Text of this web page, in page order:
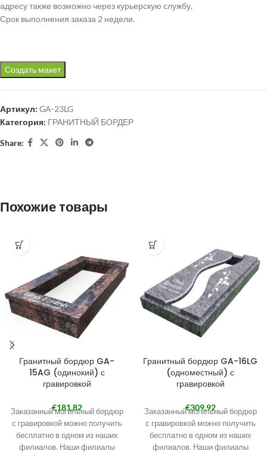
адресу также возможно через курьерскую службу.
Срок выполнения заказа 2 недели.
Создать макет
Артикул: GA-23LG
Категория: ГРАНИТНЫЙ БОРДЕР
Share:
Похожие товары
Гранитный бордюр GA-
15AG (одинокий) с
гравировкой
€181,82
Заказанный могильный бордюр
с гравировкой можно получить
бесплатно в одном из наших
филиалов. Наши филиалы
Гранитный бордюр GA-16LG
(одноместный) с
гравировкой
€309,92
Заказанный могильный бордюр
с гравировкой можно получить
бесплатно в одном из наших
филиалов. Наши филиалы